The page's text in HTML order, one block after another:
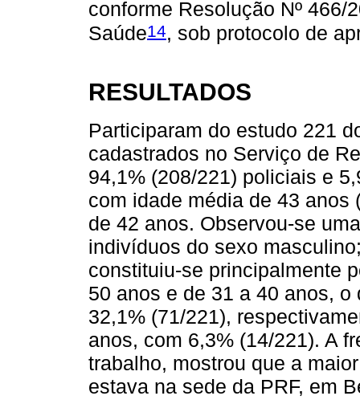
conforme Resolução Nº
Saúde14, sob protocolo de
RESULTADOS
Participaram do estudo 221
cadastrados no Serviço de
94,1% (208/221) policiais e
com idade média de 43 anos
de 42 anos. Observou-se
indivíduos do sexo
constituiu-se principalmente
50 anos e de 31 a 40 anos,
32,1% (71/221),
anos, com 6,3% (14/221). A
trabalho, mostrou que a
estava na sede da PRF, em